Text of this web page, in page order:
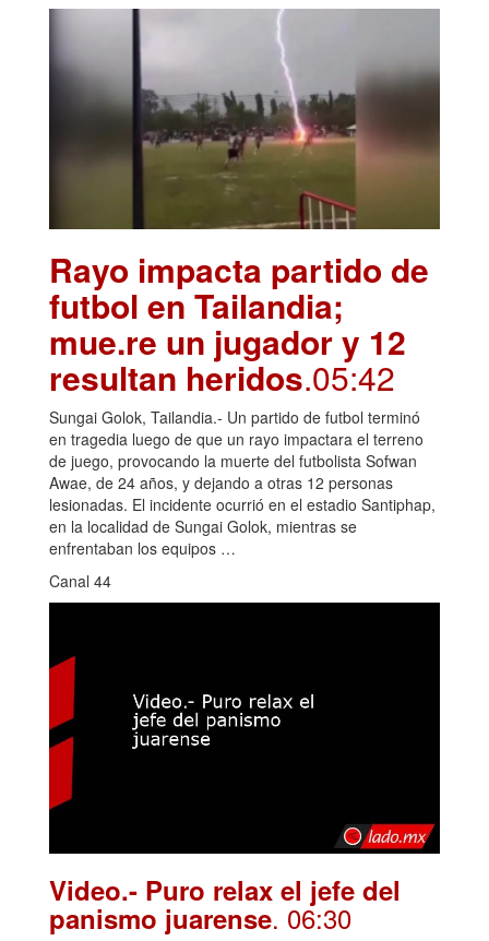
Rayo impacta partido de
futbol en Tailandia;
mue.re un jugador y 12
resultan heridos.05:42
Sungai Golok, Tailandia.- Un partido de futbol terminó
en tragedia luego de que un rayo impactara el terreno
de juego, provocando la muerte del futbolista Sofwan
Awae, de 24 años, y dejando a otras 12 personas
lesionadas. El incidente ocurrió en el estadio Santiphap,
en la localidad de Sungai Golok, mientras se
enfrentaban los equipos …
Canal 44
Video.- Puro relax el jefe del
panismo juarense. 06:30